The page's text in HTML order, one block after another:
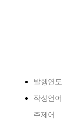
발행연도
작성언어
주제어